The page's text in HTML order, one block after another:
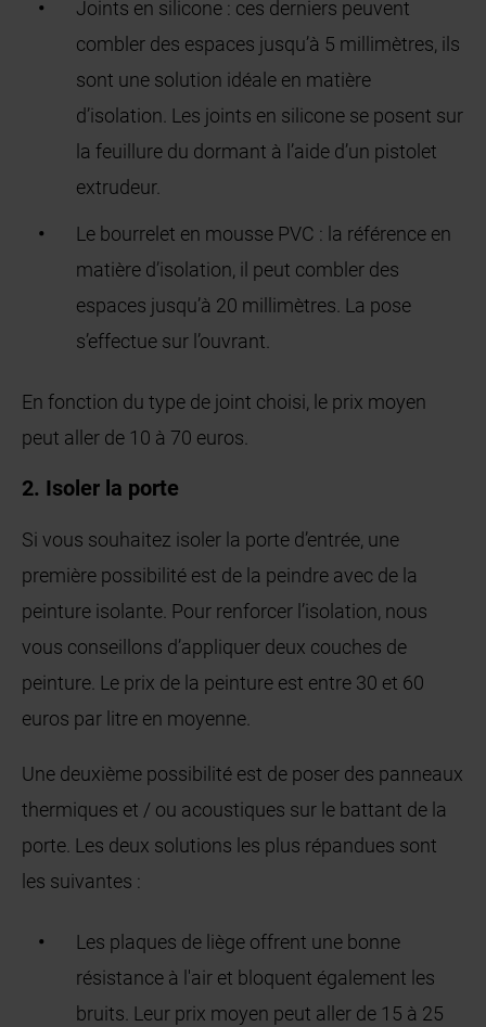
Joints en silicone : ces derniers peuvent
combler des espaces jusqu’à 5 millimètres, ils
sont une solution idéale en matière
d’isolation. Les joints en silicone se posent sur
la feuillure du dormant à l’aide d’un pistolet
extrudeur.
Le bourrelet en mousse PVC : la référence en
matière d’isolation, il peut combler des
espaces jusqu’à 20 millimètres. La pose
s’effectue sur l’ouvrant.
En fonction du type de joint choisi, le prix moyen
peut aller de 10 à 70 euros.
2. Isoler la porte
Si vous souhaitez isoler la porte d’entrée, une
première possibilité est de la peindre avec de la
peinture isolante. Pour renforcer l’isolation, nous
vous conseillons d’appliquer deux couches de
peinture. Le prix de la peinture est entre 30 et 60
euros par litre en moyenne.
Une deuxième possibilité est de poser des panneaux
thermiques et / ou acoustiques sur le battant de la
porte. Les deux solutions les plus répandues sont
les suivantes :
Les plaques de liège offrent une bonne
résistance à l'air et bloquent également les
bruits. Leur prix moyen peut aller de 15 à 25